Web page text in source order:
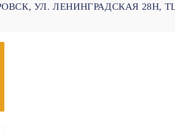
УЛ. ЛЕНИНГРАДСКАЯ 28Н,